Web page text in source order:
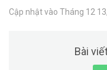
Cập nhật vào Tháng 12
Bài